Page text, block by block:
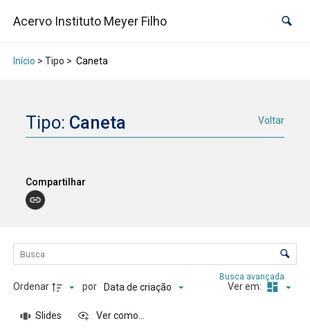
Acervo Instituto Meyer Filho
Início > Tipo > Caneta
Tipo: Caneta Voltar
Compartilhar
Lista de itens
Controle de ordenação e visualização
Busca avançada
Ordenar por Data de criação Ver em:
Slides Ver como...